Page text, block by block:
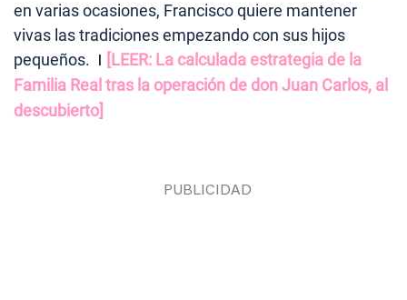
en varias ocasiones, Francisco quiere mantener
vivas las tradiciones empezando con sus hijos
pequeños. | [LEER: La calculada estrategia de la
Familia Real tras la operación de don Juan Carlos, al
descubierto]